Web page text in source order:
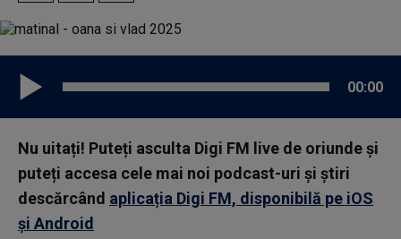
00:00
Nu uitați! Puteți asculta Digi FM live de oriunde și
puteți accesa cele mai noi podcast-uri și știri
descărcând aplicația Digi FM, disponibilă pe iOS
și Android